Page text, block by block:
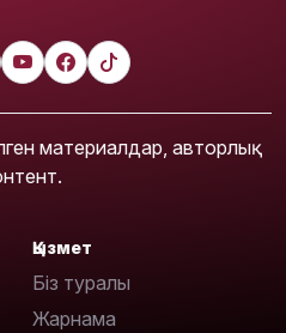
материалдар, авторлық
Қызмет
Біз туралы
Жарнама